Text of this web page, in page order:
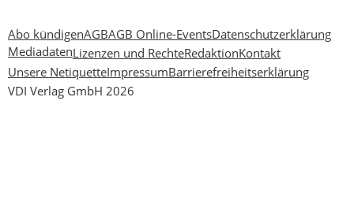
Abo kündigenAGBAGB Online-EventsDatenschutzerklärung
MediadatenLizenzen und RechteRedaktionKontakt
Unsere NetiquetteImpressumBarrierefreiheitserklärung
VDI Verlag GmbH 2026